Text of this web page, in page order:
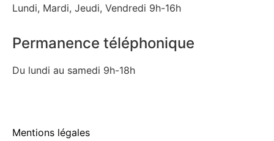
Lundi, Mardi, Jeudi, Vendredi 9h-16h
Permanence téléphonique
Du lundi au samedi 9h-18h
Mentions légales